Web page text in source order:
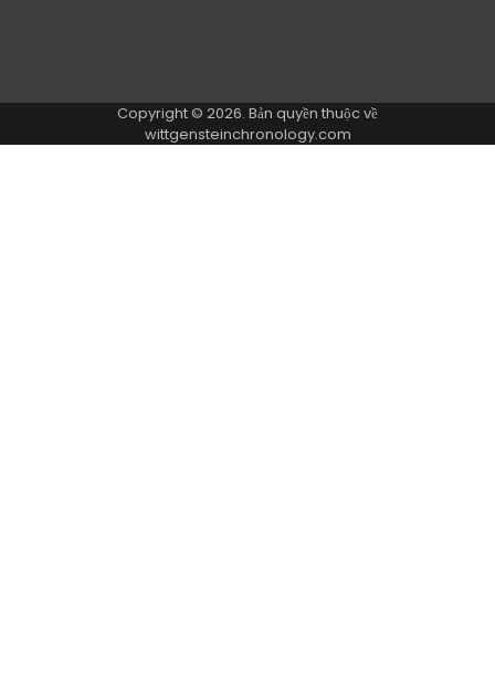
Copyright © 2026. Bản quyền thuộc về
wittgensteinchronology.com